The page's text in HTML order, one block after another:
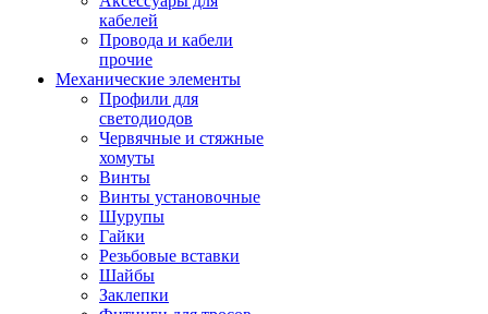
кабелей
Провода и кабели
прочие
Механические элементы
Профили для
светодиодов
Червячные и стяжные
хомуты
Винты
Винты установочные
Шурупы
Гайки
Резьбовые вставки
Шайбы
Заклепки